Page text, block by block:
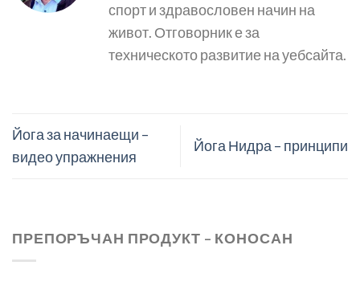
спорт и здравословен начин на
живот. Отговорник е за
техническото развитие на уебсайта.
Йога за начинаещи –
видео упражнения
Йога Нидра – принципи
ПРЕПОРЪЧАН ПРОДУКТ – КОНОСАН